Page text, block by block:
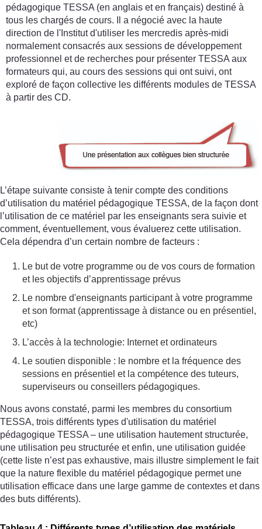
pédagogique TESSA (en anglais et en français) destiné à
tous les chargés de cours. Il a négocié avec la haute
direction de l'Institut d'utiliser les mercredis après-midi
normalement consacrés aux sessions de développement
professionnel et de recherches pour présenter TESSA aux
formateurs qui, au cours des sessions qui ont suivi, ont
exploré de façon collective les différents modules de TESSA
à partir des CD.
L’étape suivante consiste à tenir compte des conditions
d’utilisation du matériel pédagogique TESSA, de la façon dont
l’utilisation de ce matériel par les enseignants sera suivie et
comment, éventuellement, vous évaluerez cette utilisation.
Cela dépendra d’un certain nombre de facteurs :
Le but de votre programme ou de vos cours de formation
et les objectifs d’apprentissage prévus
Le nombre d'enseignants participant à votre programme
et son format (apprentissage à distance ou en présentiel,
etc)
L’accès à la technologie: Internet et ordinateurs
Le soutien disponible : le nombre et la fréquence des
sessions en présentiel et la compétence des tuteurs,
superviseurs ou conseillers pédagogiques.
Nous avons constaté, parmi les membres du consortium
TESSA, trois différents types d'utilisation du matériel
pédagogique TESSA – une utilisation hautement structurée,
une utilisation peu structurée et enfin, une utilisation guidée
(cette liste n’est pas exhaustive, mais illustre simplement le fait
que la nature flexible du matériel pédagogique permet une
utilisation efficace dans une large gamme de contextes et dans
des buts différents).